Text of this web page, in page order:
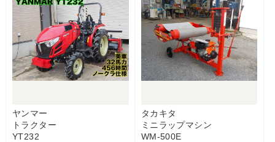
ヤンマー
トラクター
YT232
タカキタ
ミニラップマシン
WM-500E